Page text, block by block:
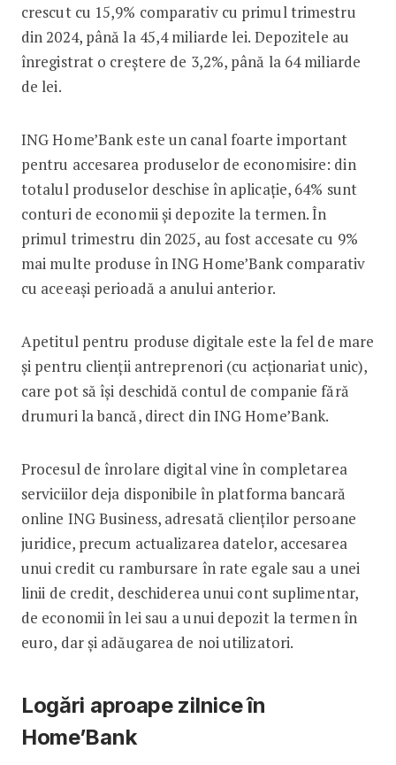
crescut cu 15,9% comparativ cu primul trimestru
din 2024, până la 45,4 miliarde lei. Depozitele au
înregistrat o creștere de 3,2%, până la 64 miliarde
de lei.
ING Home’Bank este un canal foarte important
pentru accesarea produselor de economisire: din
totalul produselor deschise în aplicație, 64% sunt
conturi de economii și depozite la termen. În
primul trimestru din 2025, au fost accesate cu 9%
mai multe produse în ING Home’Bank comparativ
cu aceeași perioadă a anului anterior.
Apetitul pentru produse digitale este la fel de mare
și pentru clienții antreprenori (cu acționariat unic),
care pot să își deschidă contul de companie fără
drumuri la bancă, direct din ING Home’Bank.
Procesul de înrolare digital vine în completarea
serviciilor deja disponibile în platforma bancară
online ING Business, adresată clienților persoane
juridice, precum actualizarea datelor, accesarea
unui credit cu rambursare în rate egale sau a unei
linii de credit, deschiderea unui cont suplimentar,
de economii în lei sau a unui depozit la termen în
euro, dar și adăugarea de noi utilizatori.
Logări aproape zilnice în
Home’Bank